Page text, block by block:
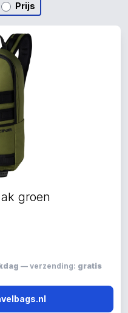
Prijs
groen
— verzending: gratis